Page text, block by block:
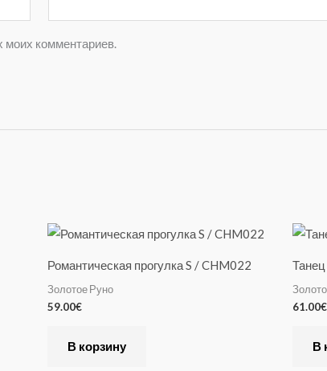
моих комментариев.
Романтическая прогулка S / CHM022
Золотое Руно
59.00€
В корзину
61.00€
В